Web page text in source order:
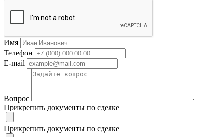
Имя
Телефон
E-mail
Вопрос
Прикрепить документы по сделке
Прикрепить документы по сделке